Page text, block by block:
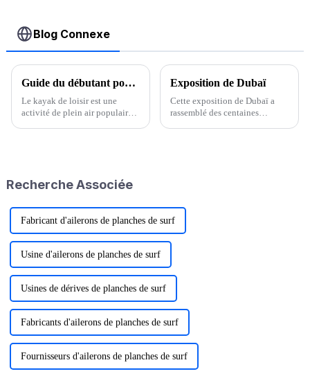
Blog Connexe
Guide du débutant pour pagayer pour le plaisir et la forme physique
Le kayak de loisir est une
activité de plein air populaire
formes de kayak…
Exposition de Dubaï
Cette exposition de Dubaï a
rassemblé des centaines
Recherche Associée
Fabricant d'ailerons de planches de surf
Usine d'ailerons de planches de surf
Usines de dérives de planches de surf
Fabricants d'ailerons de planches de surf
Fournisseurs d'ailerons de planches de surf